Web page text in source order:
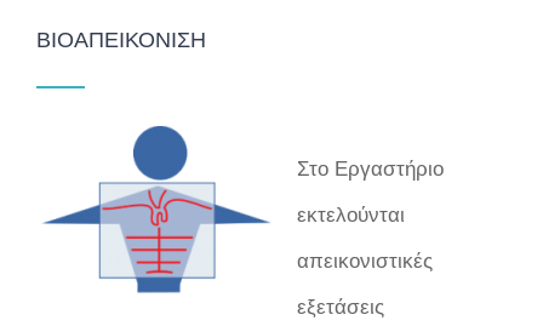
ΒΙΟΑΠΕΙΚΌΝΙΣΗ
Στο Εργαστήριο
εκτελούνται
απεικονιστικές
εξετάσεις